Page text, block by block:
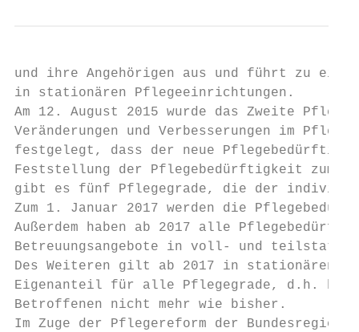
und ihre Angehörigen aus und führt zu
in stationären Pflegeeinrichtungen.
Am 12. August 2015 wurde das Zweite
Veränderungen und Verbesserungen im
festgelegt, dass der neue
Feststellung der Pflegebedürftigkeit zum
gibt es fünf Pflegegrade, die der
Zum 1. Januar 2017 werden die
Außerdem haben ab 2017 alle
Betreuungsangebote in voll- und
Des Weiteren gilt ab 2017 in stationären
Eigenanteil für alle Pflegegrade, d.h. bei
Betroffenen nicht mehr wie bisher.
Im Zuge der Pflegereform der